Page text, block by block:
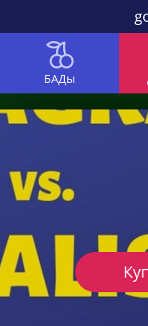
БАДы